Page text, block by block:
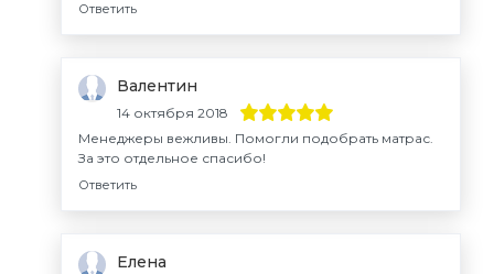
Ответить
Валентин
14 октября 2018
Менеджеры вежливы. Помогли подобрать матрас.
За это отдельное спасибо!
Ответить
Елена